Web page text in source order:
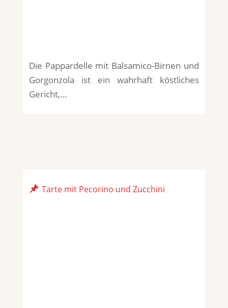
Die Pappardelle mit Balsamico-Birnen und
Gorgonzola ist ein wahrhaft köstliches
Gericht,…
Tarte mit Pecorino und Zucchini